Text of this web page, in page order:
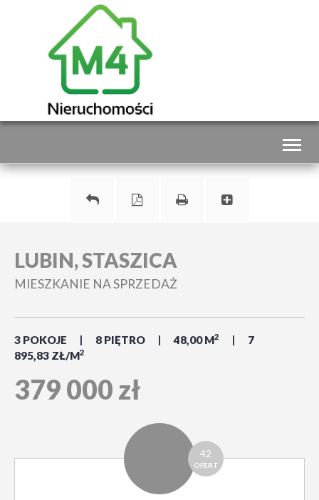
LUBIN, STASZICA
MIESZKANIE NA SPRZEDAŻ
3 POKOJE 8 PIĘTRO 48,00 M2
7
895,83 ZŁ/M2
379 000 zł
42
OFERT